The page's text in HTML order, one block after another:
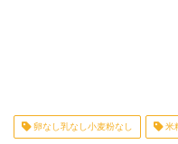
卵なし乳なし小麦粉なし 米